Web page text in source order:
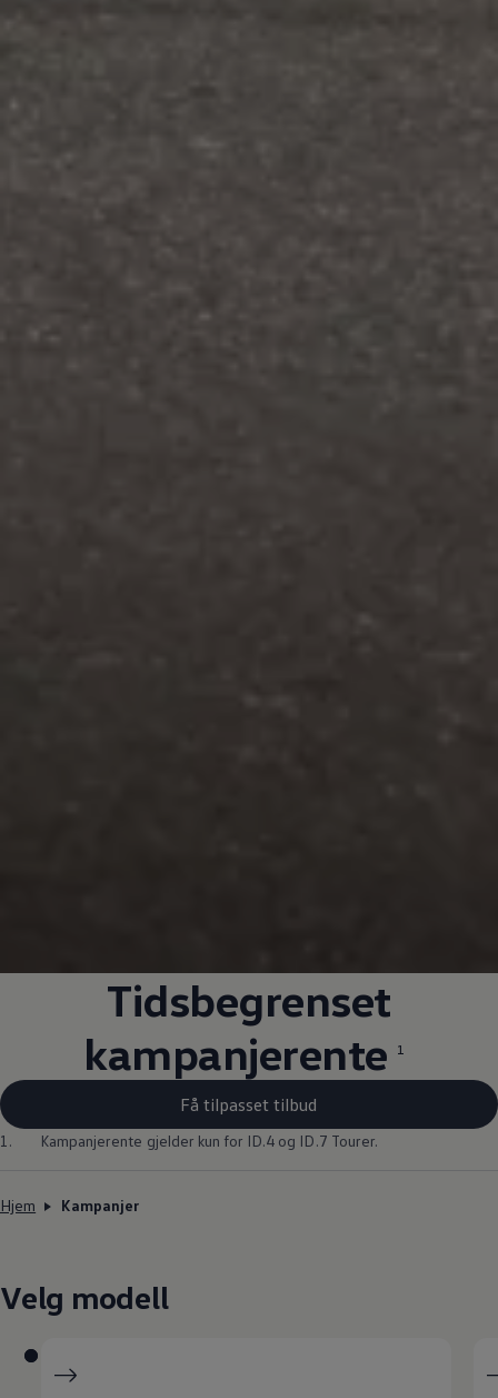
Tidsbegrenset
kampanjerente
1
Få tilpasset tilbud
1. Kampanjerente gjelder kun for ID.4 og ID.7 Tourer.
Hjem Kampanjer
Velg modell